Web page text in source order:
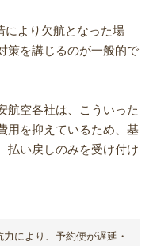
より欠航となった場
策を講じるのが一般的で
航空各社は、こういった
用を抑えているため、基
払い戻しのみを受け付け
により、予約便が遅延・